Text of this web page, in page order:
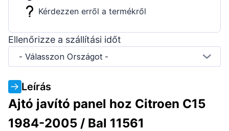
Kérdezzen erről a termékről
Ellenőrizze a szállítási időt
- Válasszon Országot -
Leírás
Ajtó javító panel hoz Citroen C15
1984-2005 / Bal 11561